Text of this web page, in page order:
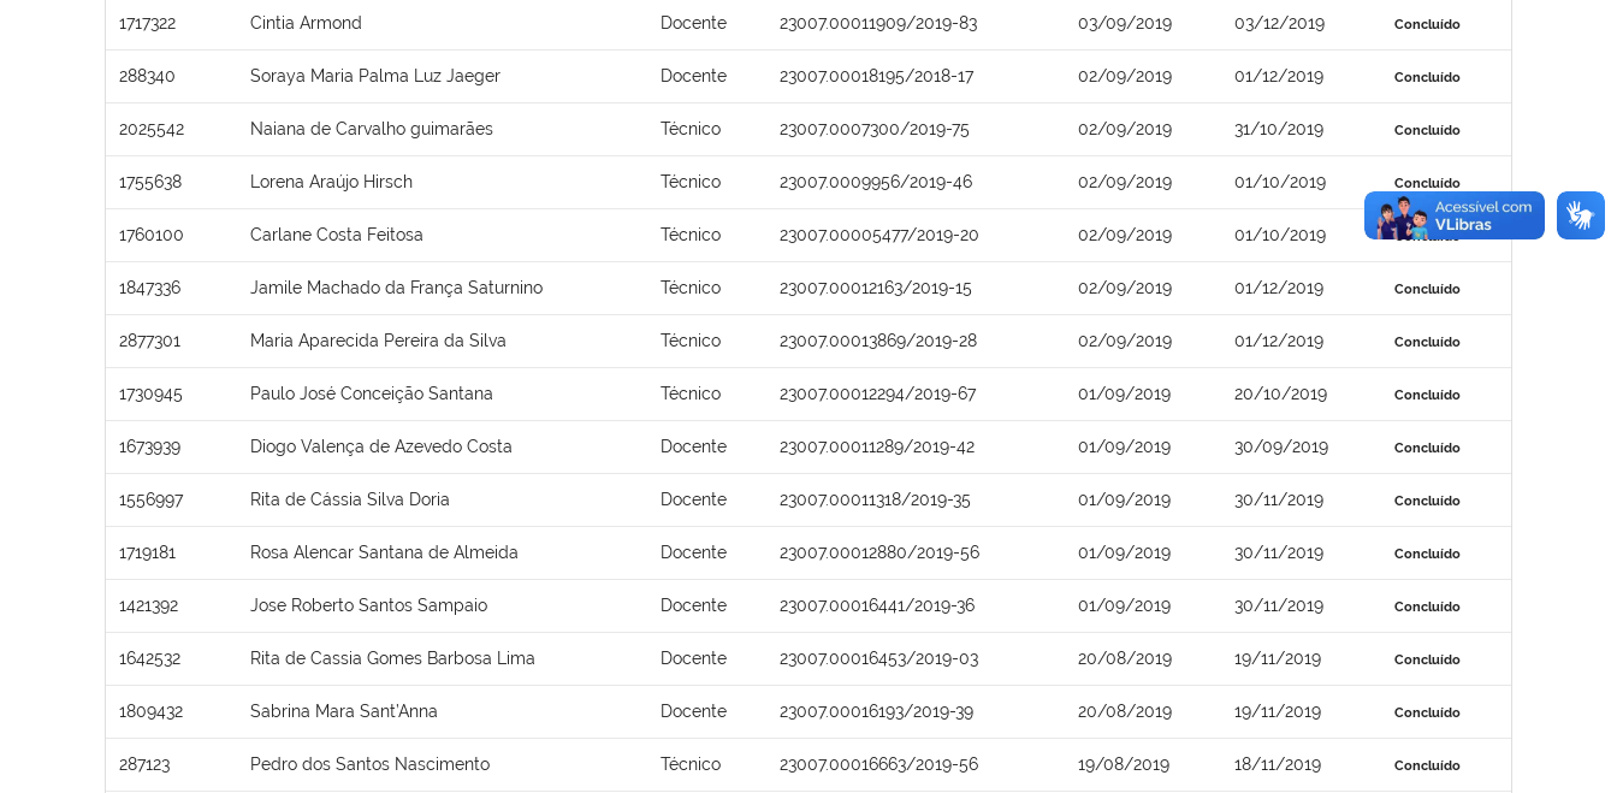
1717322 Cintia Armond Docente 23007.00011909/2019-83 03/09/2019 03/12/2019 Concluído
288340 Soraya Maria Palma Luz Jaeger Docente 23007.00018195/2018-17 02/09/2019 01/12/2019 Concluído
2025542 Naiana de Carvalho guimarães Técnico 23007.0007300/2019-75 02/09/2019 31/10/2019 Concluído
1755638 Lorena Araújo Hirsch Técnico 23007.0009956/2019-46 02/09/2019 01/10/2019 Concluído
1760100 Carlane Costa Feitosa Técnico 23007.00005477/2019-20 02/09/2019 01/10/2019 Concluído
1847336 Jamile Machado da França Saturnino Técnico 23007.00012163/2019-15 02/09/2019 01/12/2019 Concluído
2877301 Maria Aparecida Pereira da Silva Técnico 23007.00013869/2019-28 02/09/2019 01/12/2019 Concluído
1730945 Paulo José Conceição Santana Técnico 23007.00012294/2019-67 01/09/2019 20/10/2019 Concluído
1673939 Diogo Valença de Azevedo Costa Docente 23007.00011289/2019-42 01/09/2019 30/09/2019 Concluído
1556997 Rita de Cássia Silva Doria Docente 23007.00011318/2019-35 01/09/2019 30/11/2019 Concluído
1719181 Rosa Alencar Santana de Almeida Docente 23007.00012880/2019-56 01/09/2019 30/11/2019 Concluído
1421392 Jose Roberto Santos Sampaio Docente 23007.00016441/2019-36 01/09/2019 30/11/2019 Concluído
1642532 Rita de Cassia Gomes Barbosa Lima Docente 23007.00016453/2019-03 20/08/2019 19/11/2019 Concluído
1809432 Sabrina Mara Sant’Anna Docente 23007.00016193/2019-39 20/08/2019 19/11/2019 Concluído
287123 Pedro dos Santos Nascimento Técnico 23007.00016663/2019-56 19/08/2019 18/11/2019 Concluído